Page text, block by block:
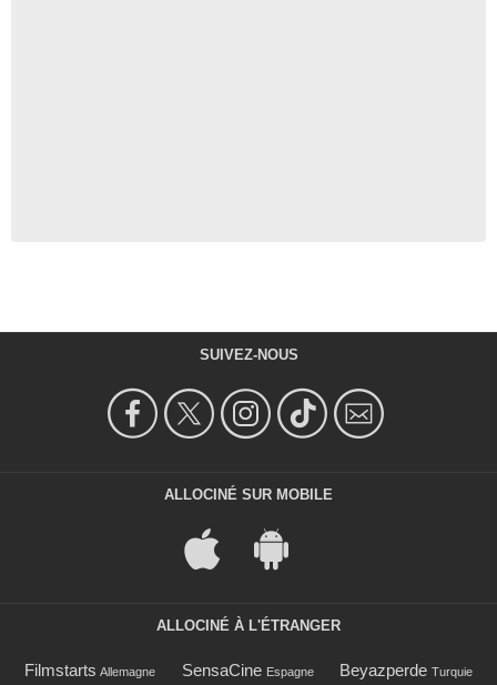
SUIVEZ-NOUS
ALLOCINÉ SUR MOBILE
ALLOCINÉ À L'ÉTRANGER
Filmstarts Allemagne SensaCine Espagne Beyazperde Turquie